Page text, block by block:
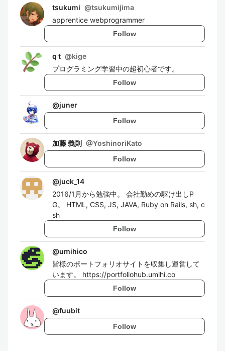
tsukumi @tsukumijima
apprentice webprogrammer
Follow
q t @kige
プログラミング学習中の超初心者です。
Follow
@juner
Follow
加藤 義則 @YoshinoriKato
Follow
@juck_14
2016/1月から勉強中。 会社勤めの駆け出しP
G。 HTML, CSS, JS, JAVA, Ruby on Rails, sh, c
sh
Follow
@umihico
皆様のポートフォリオサイトを収集し運営して
います。 https://portfoliohub.umihi.co
Follow
@fuubit
Follow